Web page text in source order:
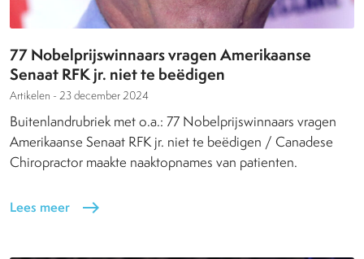
77 Nobelprijswinnaars vragen Amerikaanse
Senaat RFK jr. niet te beëdigen
Artikelen - 23 december 2024
Buitenlandrubriek met o.a.: 77 Nobelprijswinnaars vragen
Amerikaanse Senaat RFK jr. niet te beëdigen / Canadese
Chiropractor maakte naaktopnames van patienten.
Lees meer east